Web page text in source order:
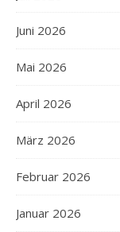
Juni 2026
Mai 2026
April 2026
März 2026
Februar 2026
Januar 2026